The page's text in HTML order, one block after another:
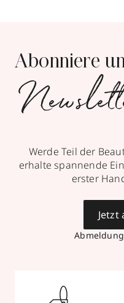
Abonniere
Werde Teil der
erhalte spannende
erster
Jetzt